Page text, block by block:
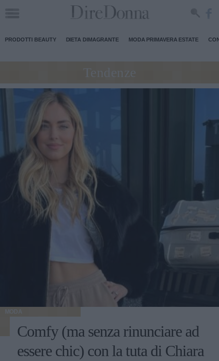
PRODOTTI BEAUTY DIETA DIMAGRANTE MODA PRIMAVERA ESTATE
Tendenze
MODA
Comfy (ma senza rinunciare ad
essere chic) con la tuta di Chiara